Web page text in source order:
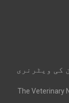
کی ویٹرنری
The Veterinary